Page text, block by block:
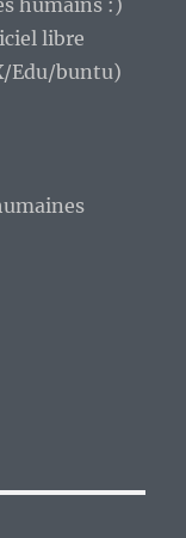
humains :)
libre
Edu/buntu)